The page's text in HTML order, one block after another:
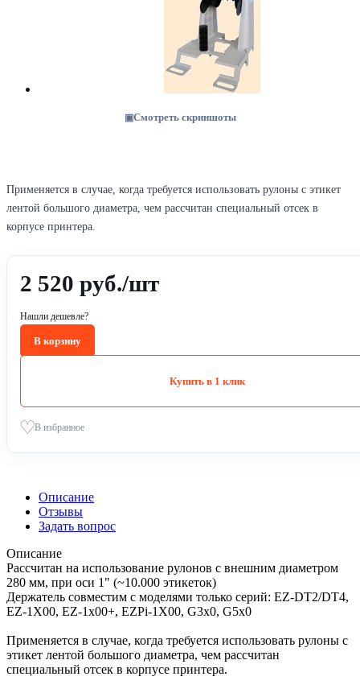
Смотреть скриншоты
Применяется в случае, когда требуется использовать рулоны с этикет
лентой большого диаметра, чем рассчитан специальный отсек в
корпусе принтера.
2 520 руб./шт
Нашли дешевле?
В корзину
Купить в 1 клик
В избранное
Описание
Отзывы
Задать вопрос
Описание
Рассчитан на использование рулонов с внешним диаметром
280 мм, при оси 1" (~10.000 этикеток)
Держатель совместим с моделями только серий: EZ-DT2/DT4,
EZ-1X00, EZ-1x00+, EZPi-1X00, G3x0, G5x0
Применяется в случае, когда требуется использовать рулоны с
этикет лентой большого диаметра, чем рассчитан
специальный отсек в корпусе принтера.